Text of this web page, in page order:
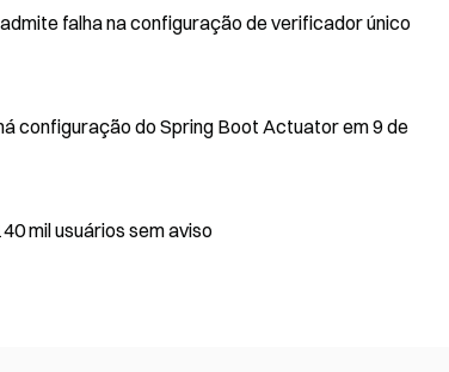
falha na configuração de verificador único
configuração do Spring Boot Actuator em 9 de
mil usuários sem aviso